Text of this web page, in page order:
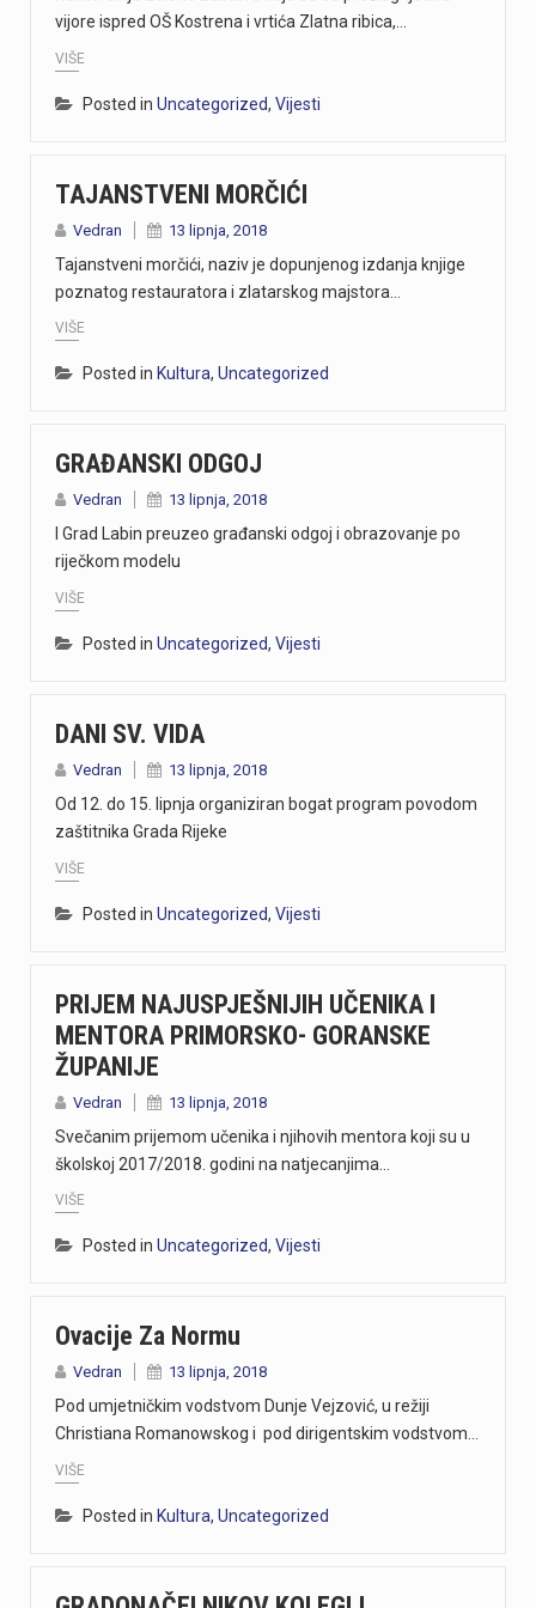
vijore ispred OŠ Kostrena i vrtića Zlatna ribica,…
VIŠE
Posted in Uncategorized, Vijesti
TAJANSTVENI MORČIĆI
Vedran 13 lipnja, 2018
Tajanstveni morčići, naziv je dopunjenog izdanja knjige
poznatog restauratora i zlatarskog majstora…
VIŠE
Posted in Kultura, Uncategorized
GRAĐANSKI ODGOJ
Vedran 13 lipnja, 2018
I Grad Labin preuzeo građanski odgoj i obrazovanje po
riječkom modelu
VIŠE
Posted in Uncategorized, Vijesti
DANI SV. VIDA
Vedran 13 lipnja, 2018
Od 12. do 15. lipnja organiziran bogat program povodom
zaštitnika Grada Rijeke
VIŠE
Posted in Uncategorized, Vijesti
PRIJEM NAJUSPJEŠNIJIH UČENIKA I
MENTORA PRIMORSKO- GORANSKE
ŽUPANIJE
Vedran 13 lipnja, 2018
Svečanim prijemom učenika i njihovih mentora koji su u
školskoj 2017/2018. godini na natjecanjima…
VIŠE
Posted in Uncategorized, Vijesti
Ovacije Za Normu
Vedran 13 lipnja, 2018
Pod umjetničkim vodstvom Dunje Vejzović, u režiji
Christiana Romanowskog i pod dirigentskim vodstvom…
VIŠE
Posted in Kultura, Uncategorized